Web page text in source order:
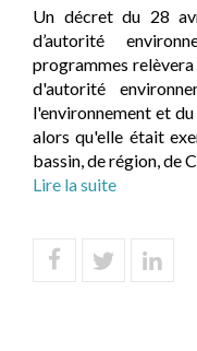
Un décret du 28
d’autorité
programmes
d'autorité
l'environnement et
alors qu'elle était
bassin, de région, de
Lire la suite